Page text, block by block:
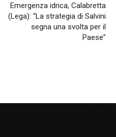
Emergenza idrica, Calabretta
(Lega): “La strategia di Salvini
segna una svolta per il
Paese”